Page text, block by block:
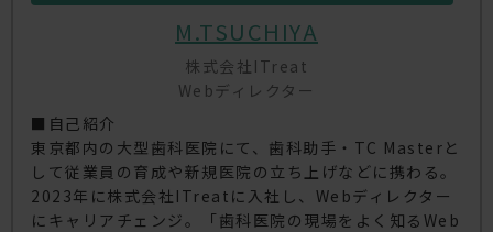
M.TSUCHIYA
株式会社ITreat
Webディレクター
■自己紹介
東京都内の大型歯科医院にて、歯科助手・TC Masterと
して従業員の育成や新規医院の立ち上げなどに携わる。
2023年に株式会社ITreatに入社し、Webディレクター
にキャリアチェンジ。「歯科医院の現場をよく知るWeb